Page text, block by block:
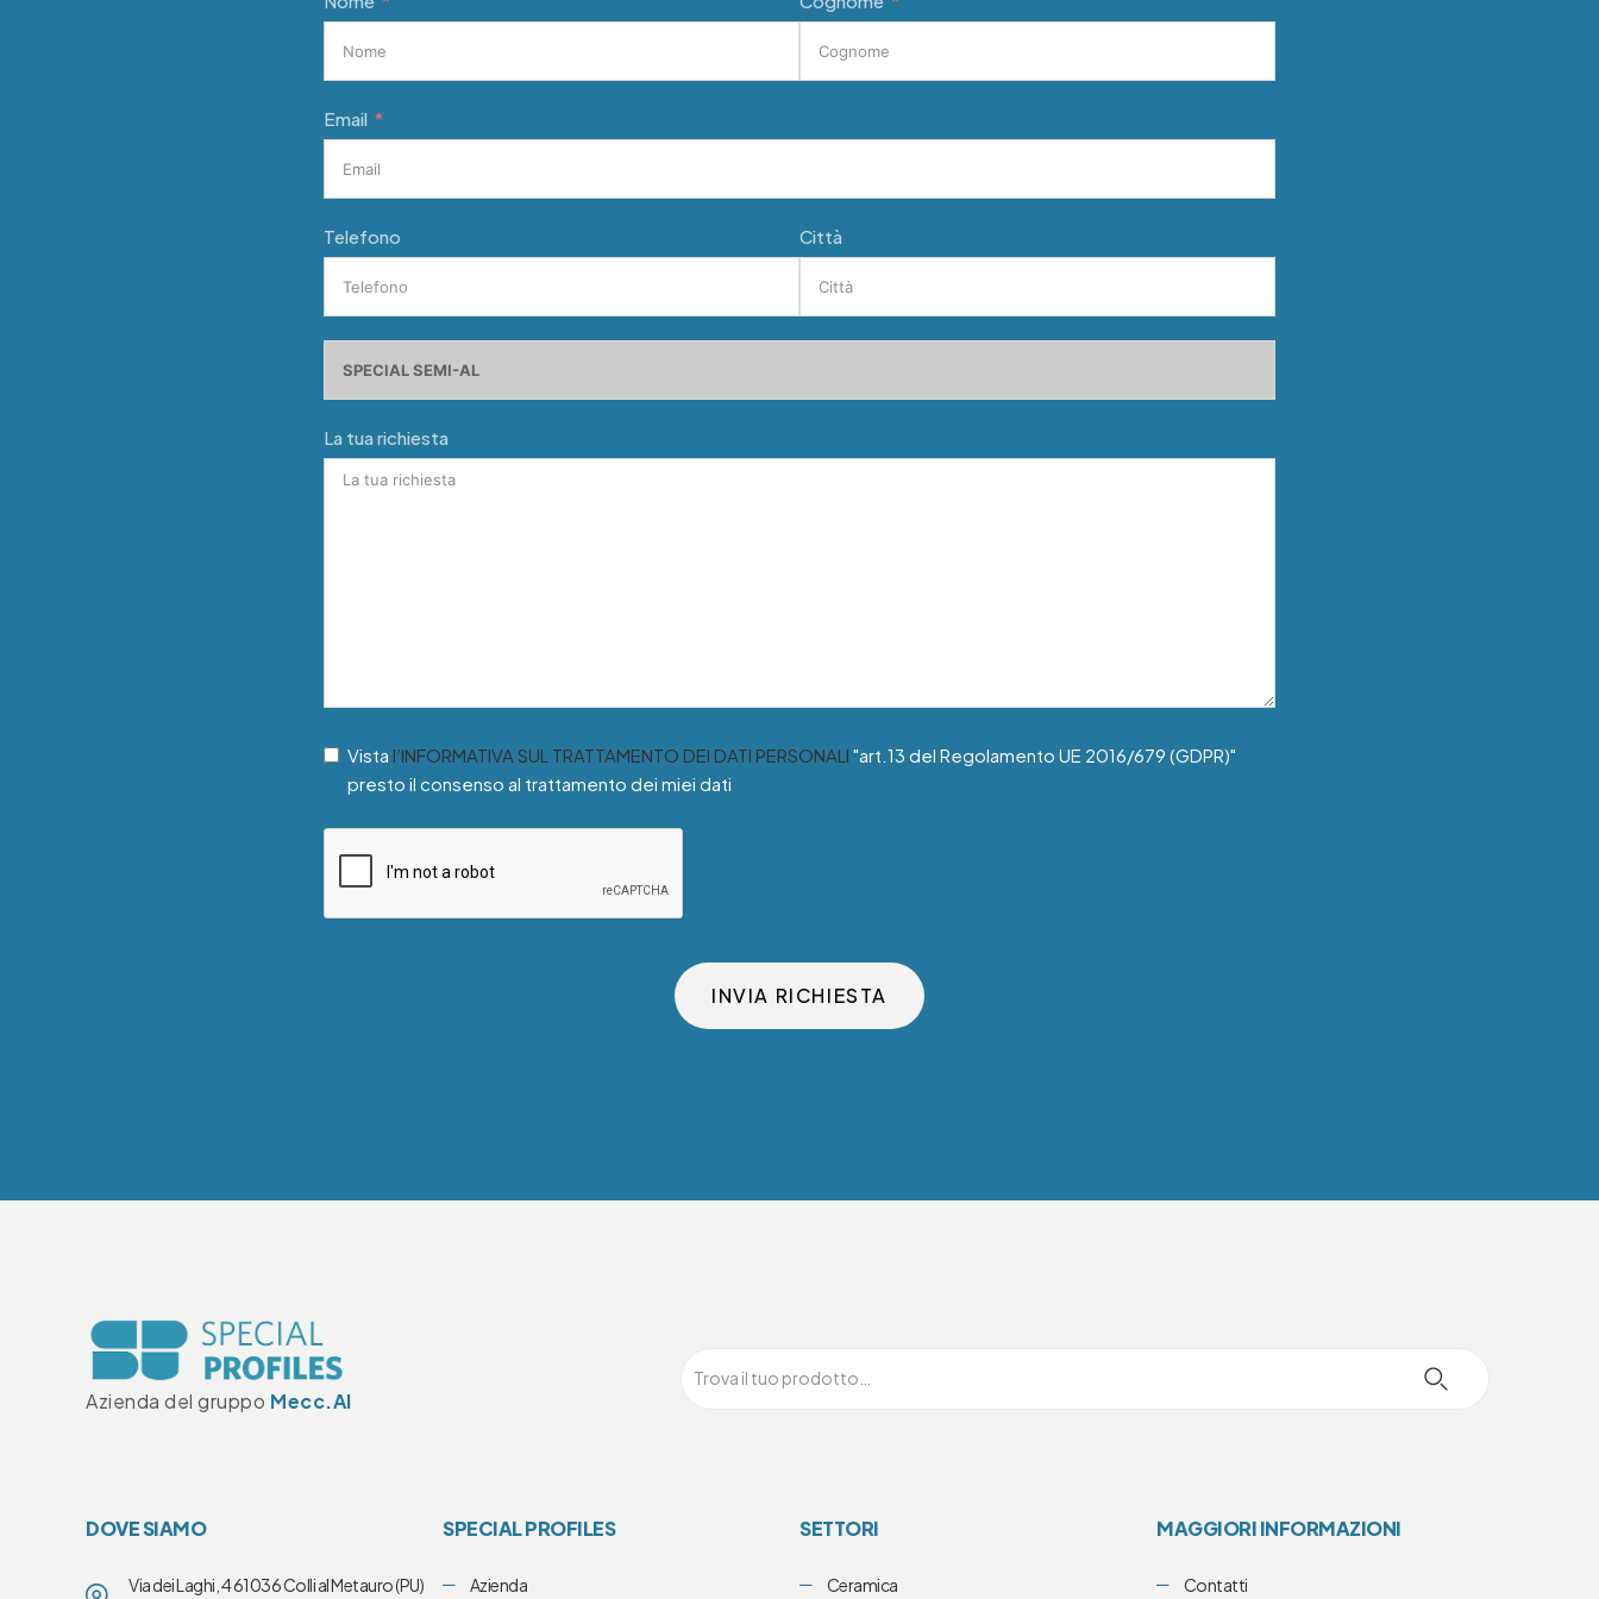
Email
Telefono Città
La tua richiesta
Vista l’INFORMATIVA SUL TRATTAMENTO DEI DATI PERSONALI "art.13 del Regolamento UE 2016/679 (GDPR)"
presto il consenso al trattamento dei miei dati
INVIA RICHIESTA
Azienda del gruppo Mecc.Al
DOVE SIAMO
Via dei Laghi, 4 61036 Colli al Metauro (PU)
SPECIAL PROFILES
Azienda
SETTORI
Ceramica
MAGGIORI INFORMAZIONI
Contatti